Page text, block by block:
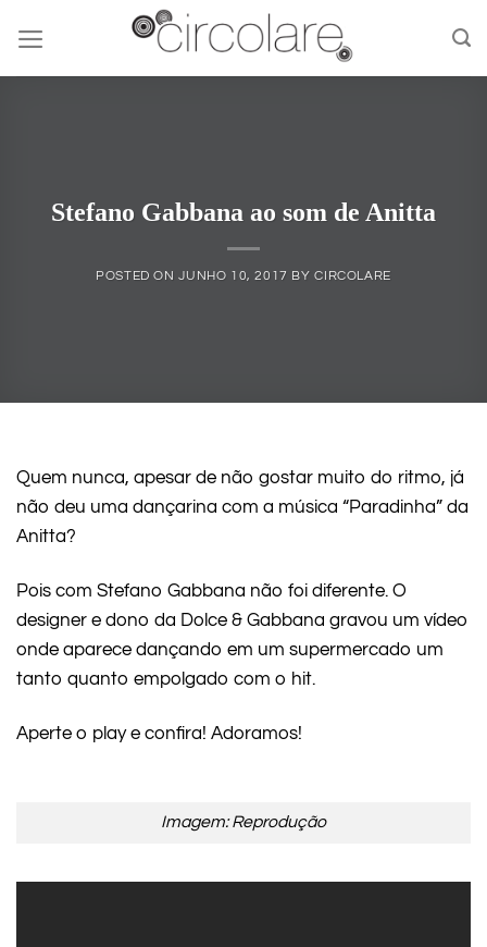
content
Stefano Gabbana ao som de Anitta
POSTED ONJUNHO 10, 2017 BYCIRCOLARE
Quem nunca, apesar de não gostar muito do ritmo, já
não deu uma dançarina com a música “Paradinha” da
Anitta?
Pois com Stefano Gabbana não foi diferente. O
designer e dono da Dolce & Gabbana gravou um vídeo
onde aparece dançando em um supermercado um
tanto quanto empolgado com o hit.
Aperte o play e confira! Adoramos!
Imagem: Reprodução